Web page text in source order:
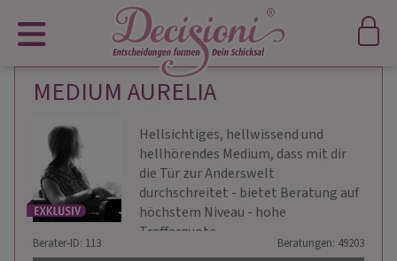
MEDIUM AURELIA
Hellsichtiges, hellwissend und
hellhörendes Medium, dass mit dir
die Tür zur Anderswelt
durchschreitet - bietet Beratung auf
höchstem Niveau - hohe
Trefferquote -
Berater-ID: 113 Beratungen: 49203